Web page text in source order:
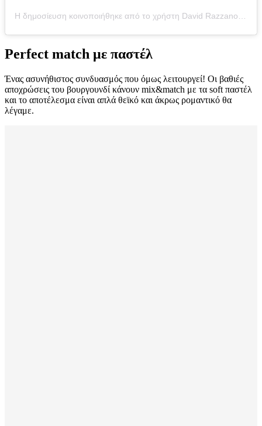
Η δημοσίευση κοινοποιήθηκε από το χρήστη David Razzano (@davidrazzano)
Perfect match με παστέλ
Ένας ασυνήθιστος συνδυασμός που όμως λειτουργεί! Οι βαθιές
αποχρώσεις του βουργουνδί κάνουν mix&match με τα soft παστέλ
και το αποτέλεσμα είναι απλά θεϊκό και άκρως ρομαντικό θα
λέγαμε.